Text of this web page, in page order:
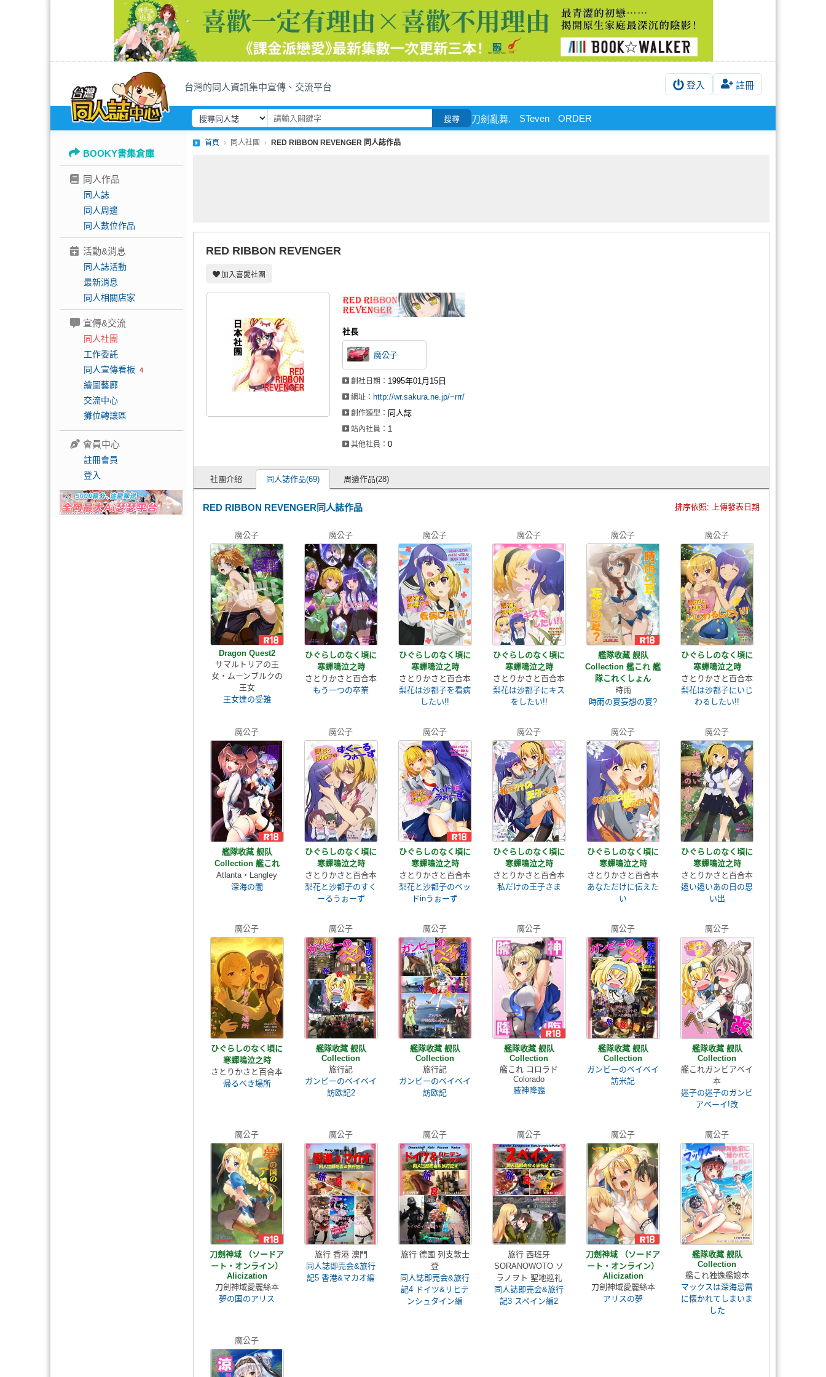
台灣的同人資訊集中宣傳、交流平台 登入 註冊
搜尋 刀劍亂舞. STeven ORDER
BOOKY書集倉庫
同人作品
同人誌
同人周邊
同人數位作品
活動&消息
同人誌活動
最新消息
同人相關店家
宣傳&交流
同人社團
工作委託
同人宣傳看板 4
繪圖藝廊
交流中心
攤位轉讓區
會員中心
註冊會員
登入
首頁 同人社團 RED RIBBON REVENGER 同人誌作品
RED RIBBON REVENGER
加入喜愛社團
社長
魔公子
創社日期： 1995年01月15日
網址： http://wr.sakura.ne.jp/~rrr/
創作類型： 同人誌
站內社員： 1
其他社員： 0
社團介紹 同人誌作品(69) 周邊作品(28)
RED RIBBON REVENGER同人誌作品 排序依照: 上傳發表日期
魔公子
Dragon Quest2
サマルトリアの王
女・ムーンブルクの
王女
王女達の受難
魔公子
ひぐらしのなく頃に
寒蟬鳴泣之時
さとりかさと百合本
もう一つの卒業
魔公子
ひぐらしのなく頃に
寒蟬鳴泣之時
さとりかさと百合本
梨花は沙都子を看病
したい!!
魔公子
ひぐらしのなく頃に
寒蟬鳴泣之時
さとりかさと百合本
梨花は沙都子にキス
をしたい!!
魔公子
艦隊收藏 舰队
Collection 艦これ 艦
隊これくしょん
時雨
時雨の夏妄想の夏?
魔公子
ひぐらしのなく頃に
寒蟬鳴泣之時
さとりかさと百合本
梨花は沙都子にいじ
わるしたい!!
魔公子
艦隊收藏 舰队
Collection 艦これ
Atlanta・Langley
深海の闇
魔公子
ひぐらしのなく頃に
寒蟬鳴泣之時
さとりかさと百合本
梨花と沙都子のすく
ーるうぉーず
魔公子
ひぐらしのなく頃に
寒蟬鳴泣之時
さとりかさと百合本
梨花と沙都子のベッ
ドinうぉーず
魔公子
ひぐらしのなく頃に
寒蟬鳴泣之時
さとりかさと百合本
私だけの王子さま
魔公子
ひぐらしのなく頃に
寒蟬鳴泣之時
さとりかさと百合本
あなただけに伝えた
い
魔公子
ひぐらしのなく頃に
寒蟬鳴泣之時
さとりかさと百合本
遠い遠いあの日の思
い出
魔公子
ひぐらしのなく頃に
寒蟬鳴泣之時
さとりかさと百合本
帰るべき場所
魔公子
艦隊收藏 舰队
Collection
旅行記
ガンビーのベイベイ
訪欧記2
魔公子
艦隊收藏 舰队
Collection
旅行記
ガンビーのベイベイ
訪欧記
魔公子
艦隊收藏 舰队
Collection
艦これ コロラド
Colorado
腋神降臨
魔公子
艦隊收藏 舰队
Collection
ガンビーのベイベイ
訪米記
魔公子
艦隊收藏 舰队
Collection
艦これガンビアベイ
本
迷子の迷子のガンビ
アベーイ!改
魔公子
刀劍神域 （ソードア
ート・オンライン）
Alicization
刀劍神域愛麗絲本
夢の国のアリス
魔公子
旅行 香港 澳門
同人誌即売会&旅行
記5 香港&マカオ編
魔公子
旅行 德國 列支敦士
登
同人誌即売会&旅行
記4 ドイツ&リヒテ
ンシュタイン編
魔公子
旅行 西班牙
SORANOWOTO ソ
ラノヲト 聖地巡礼
同人誌即売会&旅行
記3 スペイン編2
魔公子
刀劍神域 （ソードア
ート・オンライン）
Alicization
刀劍神域愛麗絲本
アリスの夢
魔公子
艦隊收藏 舰队
Collection
艦これ独逸艦娘本
マックスは深海忌雷
に懐かれてしまいま
した
魔公子